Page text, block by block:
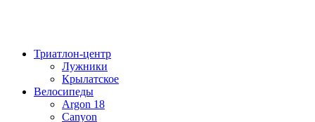
Триатлон-центр
Лужники
Крылатское
Велосипеды
Argon 18
Canyon